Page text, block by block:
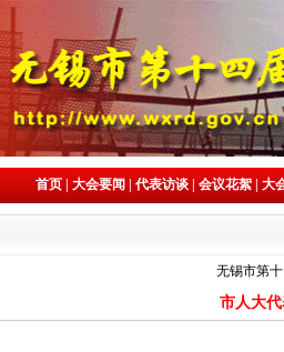
首页 大会要闻 代表访谈 会议花絮 大
无锡市第
市人大